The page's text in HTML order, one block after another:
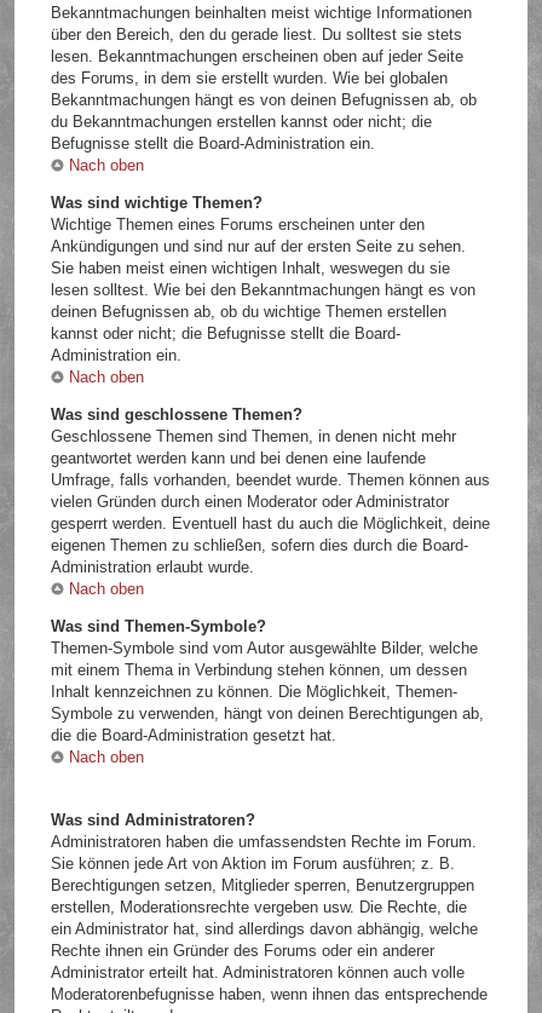
Bekanntmachungen beinhalten meist wichtige Informationen
über den Bereich, den du gerade liest. Du solltest sie stets
lesen. Bekanntmachungen erscheinen oben auf jeder Seite
des Forums, in dem sie erstellt wurden. Wie bei globalen
Bekanntmachungen hängt es von deinen Befugnissen ab, ob
du Bekanntmachungen erstellen kannst oder nicht; die
Befugnisse stellt die Board-Administration ein.
Nach oben
Was sind wichtige Themen?
Wichtige Themen eines Forums erscheinen unter den
Ankündigungen und sind nur auf der ersten Seite zu sehen.
Sie haben meist einen wichtigen Inhalt, weswegen du sie
lesen solltest. Wie bei den Bekanntmachungen hängt es von
deinen Befugnissen ab, ob du wichtige Themen erstellen
kannst oder nicht; die Befugnisse stellt die Board-
Administration ein.
Nach oben
Was sind geschlossene Themen?
Geschlossene Themen sind Themen, in denen nicht mehr
geantwortet werden kann und bei denen eine laufende
Umfrage, falls vorhanden, beendet wurde. Themen können aus
vielen Gründen durch einen Moderator oder Administrator
gesperrt werden. Eventuell hast du auch die Möglichkeit, deine
eigenen Themen zu schließen, sofern dies durch die Board-
Administration erlaubt wurde.
Nach oben
Was sind Themen-Symbole?
Themen-Symbole sind vom Autor ausgewählte Bilder, welche
mit einem Thema in Verbindung stehen können, um dessen
Inhalt kennzeichnen zu können. Die Möglichkeit, Themen-
Symbole zu verwenden, hängt von deinen Berechtigungen ab,
die die Board-Administration gesetzt hat.
Nach oben
Was sind Administratoren?
Administratoren haben die umfassendsten Rechte im Forum.
Sie können jede Art von Aktion im Forum ausführen; z. B.
Berechtigungen setzen, Mitglieder sperren, Benutzergruppen
erstellen, Moderationsrechte vergeben usw. Die Rechte, die
ein Administrator hat, sind allerdings davon abhängig, welche
Rechte ihnen ein Gründer des Forums oder ein anderer
Administrator erteilt hat. Administratoren können auch volle
Moderatorenbefugnisse haben, wenn ihnen das entsprechende